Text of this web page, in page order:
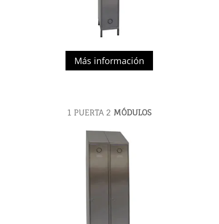
Más información
1 PUERTA 2 MÓDULOS